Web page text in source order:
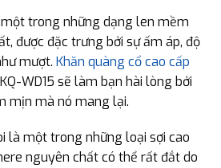
trong những dạng len mềm
được đặc trưng bởi sự ấm áp, độ
mượt. Khăn quàng cổ cao cấp
WD15 sẽ làm bạn hài lòng bởi
mịn mà nó mang lại.
là một trong những loại sợi cao
nguyên chất có thể rất đắt do